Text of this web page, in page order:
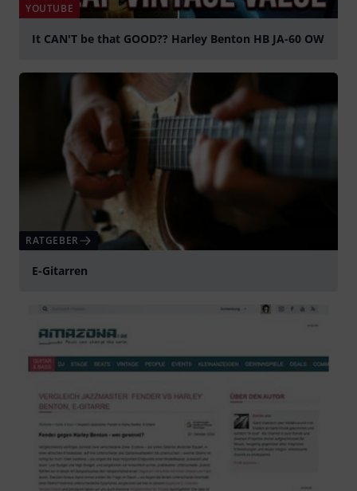
YOUTUBE
It CAN'T be that GOOD?? Harley Benton HB JA-60 OW
RATGEBER
E-Gitarren